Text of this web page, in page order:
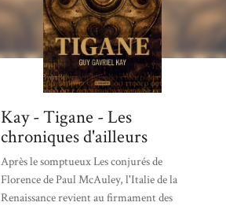
Kay - Tigane - Les
chroniques d'ailleurs
Après le somptueux Les conjurés de
Florence de Paul McAuley, l'Italie de la
Renaissance revient au firmament des